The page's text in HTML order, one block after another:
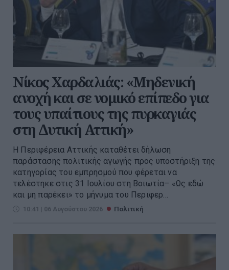
Νίκος Χαρδαλιάς: «Μηδενική
ανοχή και σε νομικό επίπεδο για
τους υπαίτιους της πυρκαγιάς
στη Δυτική Αττική»
Η Περιφέρεια Αττικής καταθέτει δήλωση
παράστασης πολιτικής αγωγής προς υποστήριξη της
κατηγορίας του εμπρησμού που φέρεται να
τελέστηκε στις 31 Ιουλίου στη Βοιωτία– «Ως εδώ
και μη παρέκει» το μήνυμα του Περιφερ...
10:41 | 06 Αυγούστου 2026 Πολιτική